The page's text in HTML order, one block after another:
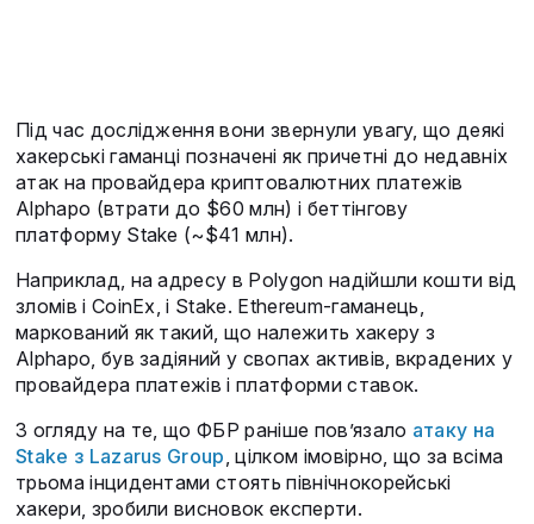
Під час дослідження вони звернули увагу, що деякі
хакерські гаманці позначені як причетні до недавніх
атак на провайдера криптовалютних платежів
Alphapo (втрати до $60 млн) і беттінгову
платформу Stake (~$41 млн).
Наприклад, на адресу в Polygon надійшли кошти від
зломів і CoinEx, і Stake. Ethereum-гаманець,
маркований як такий, що належить хакеру з
Alphapo, був задіяний у свопах активів, вкрадених у
провайдера платежів і платформи ставок.
З огляду на те, що ФБР раніше пов’язало атаку на
Stake з Lazarus Group, цілком імовірно, що за всіма
трьома інцидентами стоять північнокорейські
хакери, зробили висновок експерти.